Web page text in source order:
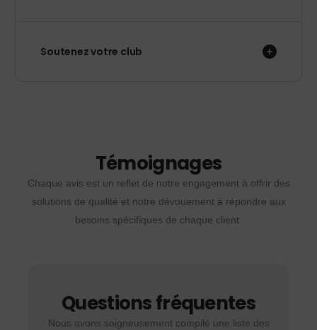
Soutenez votre club
Témoignages
Chaque avis est un reflet de notre engagement à offrir des
solutions de qualité et notre dévouement à répondre aux
besoins spécifiques de chaque client.
Questions fréquentes
Nous avons soigneusement compilé une liste des